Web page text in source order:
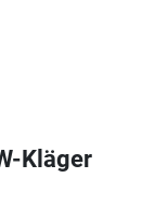
Kläger